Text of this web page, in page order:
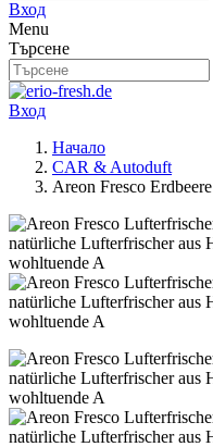
Вход
Menu
Търсене
Вход
Начало
CAR & Autoduft
Areon Fresco Erdbeere